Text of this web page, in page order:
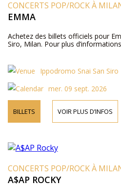
CONCERTS POP/ROCK À
EMMA
Achetez des billets officiels pour
Siro, Milan. Pour plus
Ippodromo Snai San Siro
mer. 09 sept. 2026
BILLETS VOIR PLUS D’INFOS
CONCERTS POP/ROCK À
A$AP ROCKY